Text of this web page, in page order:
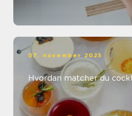
07. november 2025
Hvordan matcher du